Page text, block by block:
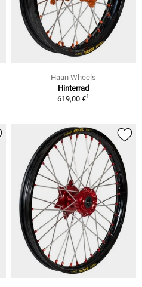
Haan Wheels
Hinterrad
619,00 €1